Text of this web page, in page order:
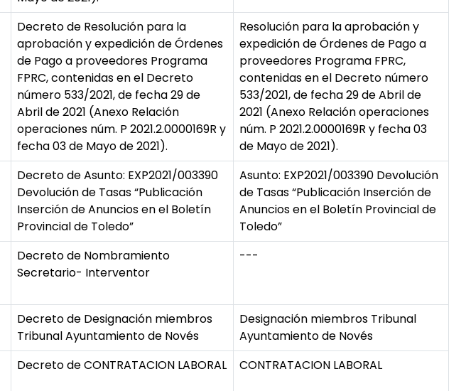
Decreto de Resolución para la
aprobación y expedición de Órdenes
de Pago a proveedores Programa
FPRC, contenidas en el Decreto
número 533/2021, de fecha 29 de
Abril de 2021 (Anexo Relación
operaciones núm. P 2021.2.0000169R y
fecha 03 de Mayo de 2021).
Resolución para la aprobación y
expedición de Órdenes de Pago a
proveedores Programa FPRC,
contenidas en el Decreto número
533/2021, de fecha 29 de Abril de
2021 (Anexo Relación operaciones
núm. P 2021.2.0000169R y fecha 03
de Mayo de 2021).
Decreto de Asunto: EXP2021/003390
Devolución de Tasas “Publicación
Inserción de Anuncios en el Boletín
Provincial de Toledo”
Asunto: EXP2021/003390 Devolución
de Tasas “Publicación Inserción de
Anuncios en el Boletín Provincial de
Toledo”
Decreto de Nombramiento
Secretario- Interventor
---
Decreto de Designación miembros
Tribunal Ayuntamiento de Novés
Designación miembros Tribunal
Ayuntamiento de Novés
Decreto de CONTRATACION LABORAL CONTRATACION LABORAL